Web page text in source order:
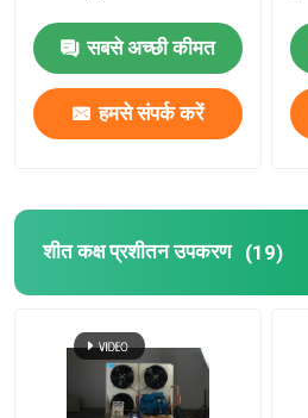
सबसे अच्छी कीमत
हमसे संपर्क करें
शीत कक्ष प्रशीतन उपकरण (19)